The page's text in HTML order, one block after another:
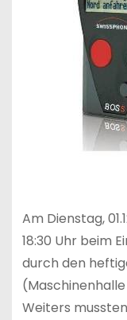
Am Dienstag,
18:30 Uhr beim
durch den
Weiters